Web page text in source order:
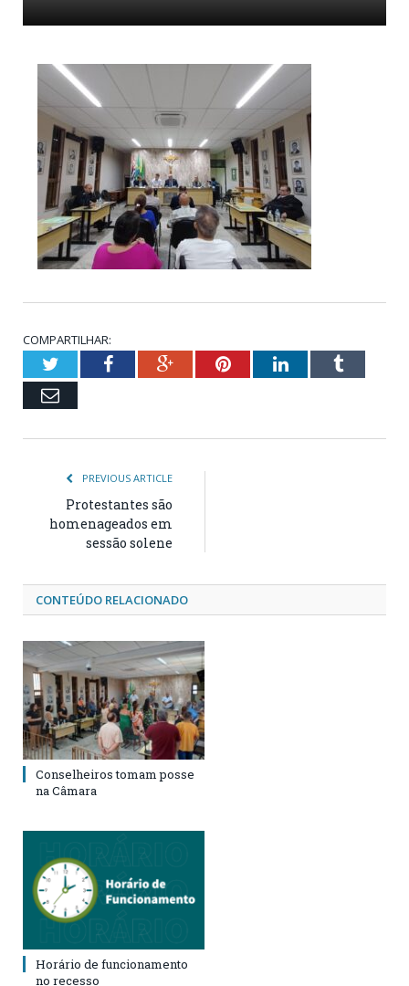
COMPARTILHAR:
TwitterFacebookGoogle+PinterestLinkedInTumblr
Email
PREVIOUS ARTICLE
Protestantes são
homenageados em
sessão solene
CONTEÚDO RELACIONADO
Conselheiros tomam posse
na Câmara
Horário de funcionamento
no recesso